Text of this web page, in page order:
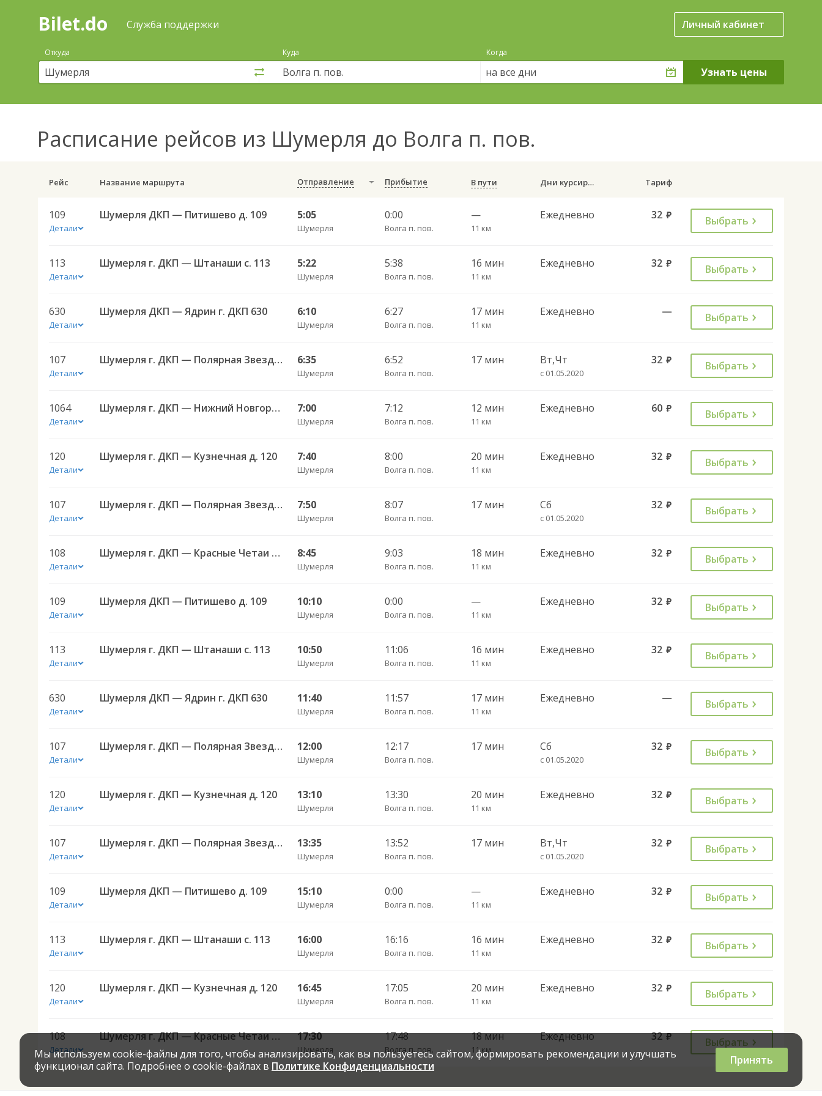
Поиск
покупка
билетов
автобус
онлайн
Bilet.do Служба поддержки Личный кабинет
Откуда Куда Когда
на все дни
Расписание рейсов из Шумерля до Волга п. пов.
Рейс Название маршрута Отправление Прибытие В пути Дни курсирования Тариф
109
Детали
Шумерля ДКП — Питишево д. 109 5:05
Шумерля
0:00
Волга п. пов.
—
11 км
Ежедневно 32 руб. Выбрать
113
Детали
Шумерля г. ДКП — Штанаши с. 113 5:22
Шумерля
5:38
Волга п. пов.
16 мин
11 км
Ежедневно 32 руб. Выбрать
630
Детали
Шумерля ДКП — Ядрин г. ДКП 630 6:10
Шумерля
6:27
Волга п. пов.
17 мин
11 км
Ежедневно — Выбрать
107
Детали
Шумерля г. ДКП — Полярная Звезда п. 107 6:35
Шумерля
6:52
Волга п. пов.
17 мин Вт,Чт
с 01.05.2020
32 руб. Выбрать
1064
Детали
Шумерля г. ДКП — Нижний Новгород АВ Щербинки 1064 7:00
Шумерля
7:12
Волга п. пов.
12 мин
11 км
Ежедневно 60 руб. Выбрать
120
Детали
Шумерля г. ДКП — Кузнечная д. 120 7:40
Шумерля
8:00
Волга п. пов.
20 мин
11 км
Ежедневно 32 руб. Выбрать
107
Детали
Шумерля г. ДКП — Полярная Звезда п. 107 7:50
Шумерля
8:07
Волга п. пов.
17 мин Сб
с 01.05.2020
32 руб. Выбрать
108
Детали
Шумерля г. ДКП — Красные Четаи с. ДКП 108 8:45
Шумерля
9:03
Волга п. пов.
18 мин
11 км
Ежедневно 32 руб. Выбрать
109
Детали
Шумерля ДКП — Питишево д. 109 10:10
Шумерля
0:00
Волга п. пов.
—
11 км
Ежедневно 32 руб. Выбрать
113
Детали
Шумерля г. ДКП — Штанаши с. 113 10:50
Шумерля
11:06
Волга п. пов.
16 мин
11 км
Ежедневно 32 руб. Выбрать
630
Детали
Шумерля ДКП — Ядрин г. ДКП 630 11:40
Шумерля
11:57
Волга п. пов.
17 мин
11 км
Ежедневно — Выбрать
107
Детали
Шумерля г. ДКП — Полярная Звезда п. 107 12:00
Шумерля
12:17
Волга п. пов.
17 мин Сб
с 01.05.2020
32 руб. Выбрать
120
Детали
Шумерля г. ДКП — Кузнечная д. 120 13:10
Шумерля
13:30
Волга п. пов.
20 мин
11 км
Ежедневно 32 руб. Выбрать
107
Детали
Шумерля г. ДКП — Полярная Звезда п. 107 13:35
Шумерля
13:52
Волга п. пов.
17 мин Вт,Чт
с 01.05.2020
32 руб. Выбрать
109
Детали
Шумерля ДКП — Питишево д. 109 15:10
Шумерля
0:00
Волга п. пов.
—
11 км
Ежедневно 32 руб. Выбрать
113
Детали
Шумерля г. ДКП — Штанаши с. 113 16:00
Шумерля
16:16
Волга п. пов.
16 мин
11 км
Ежедневно 32 руб. Выбрать
120
Детали
Шумерля г. ДКП — Кузнечная д. 120 16:45
Шумерля
17:05
Волга п. пов.
20 мин
11 км
Ежедневно 32 руб. Выбрать
108
Детали
Шумерля г. ДКП — Красные Четаи с. ДКП 108 17:30
Шумерля
17:48
Волга п. пов.
18 мин
11 км
Ежедневно 32 руб.
Выбрать
Мы используем cookie-файлы для того, чтобы анализировать, как вы пользуетесь сайтом, формировать рекомендации и улучшать
функционал сайта. Подробнее о cookie-файлах в Политике Конфиденциальности Принять